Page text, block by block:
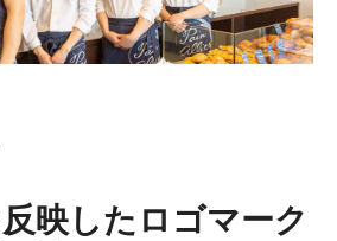
映したロゴマーク